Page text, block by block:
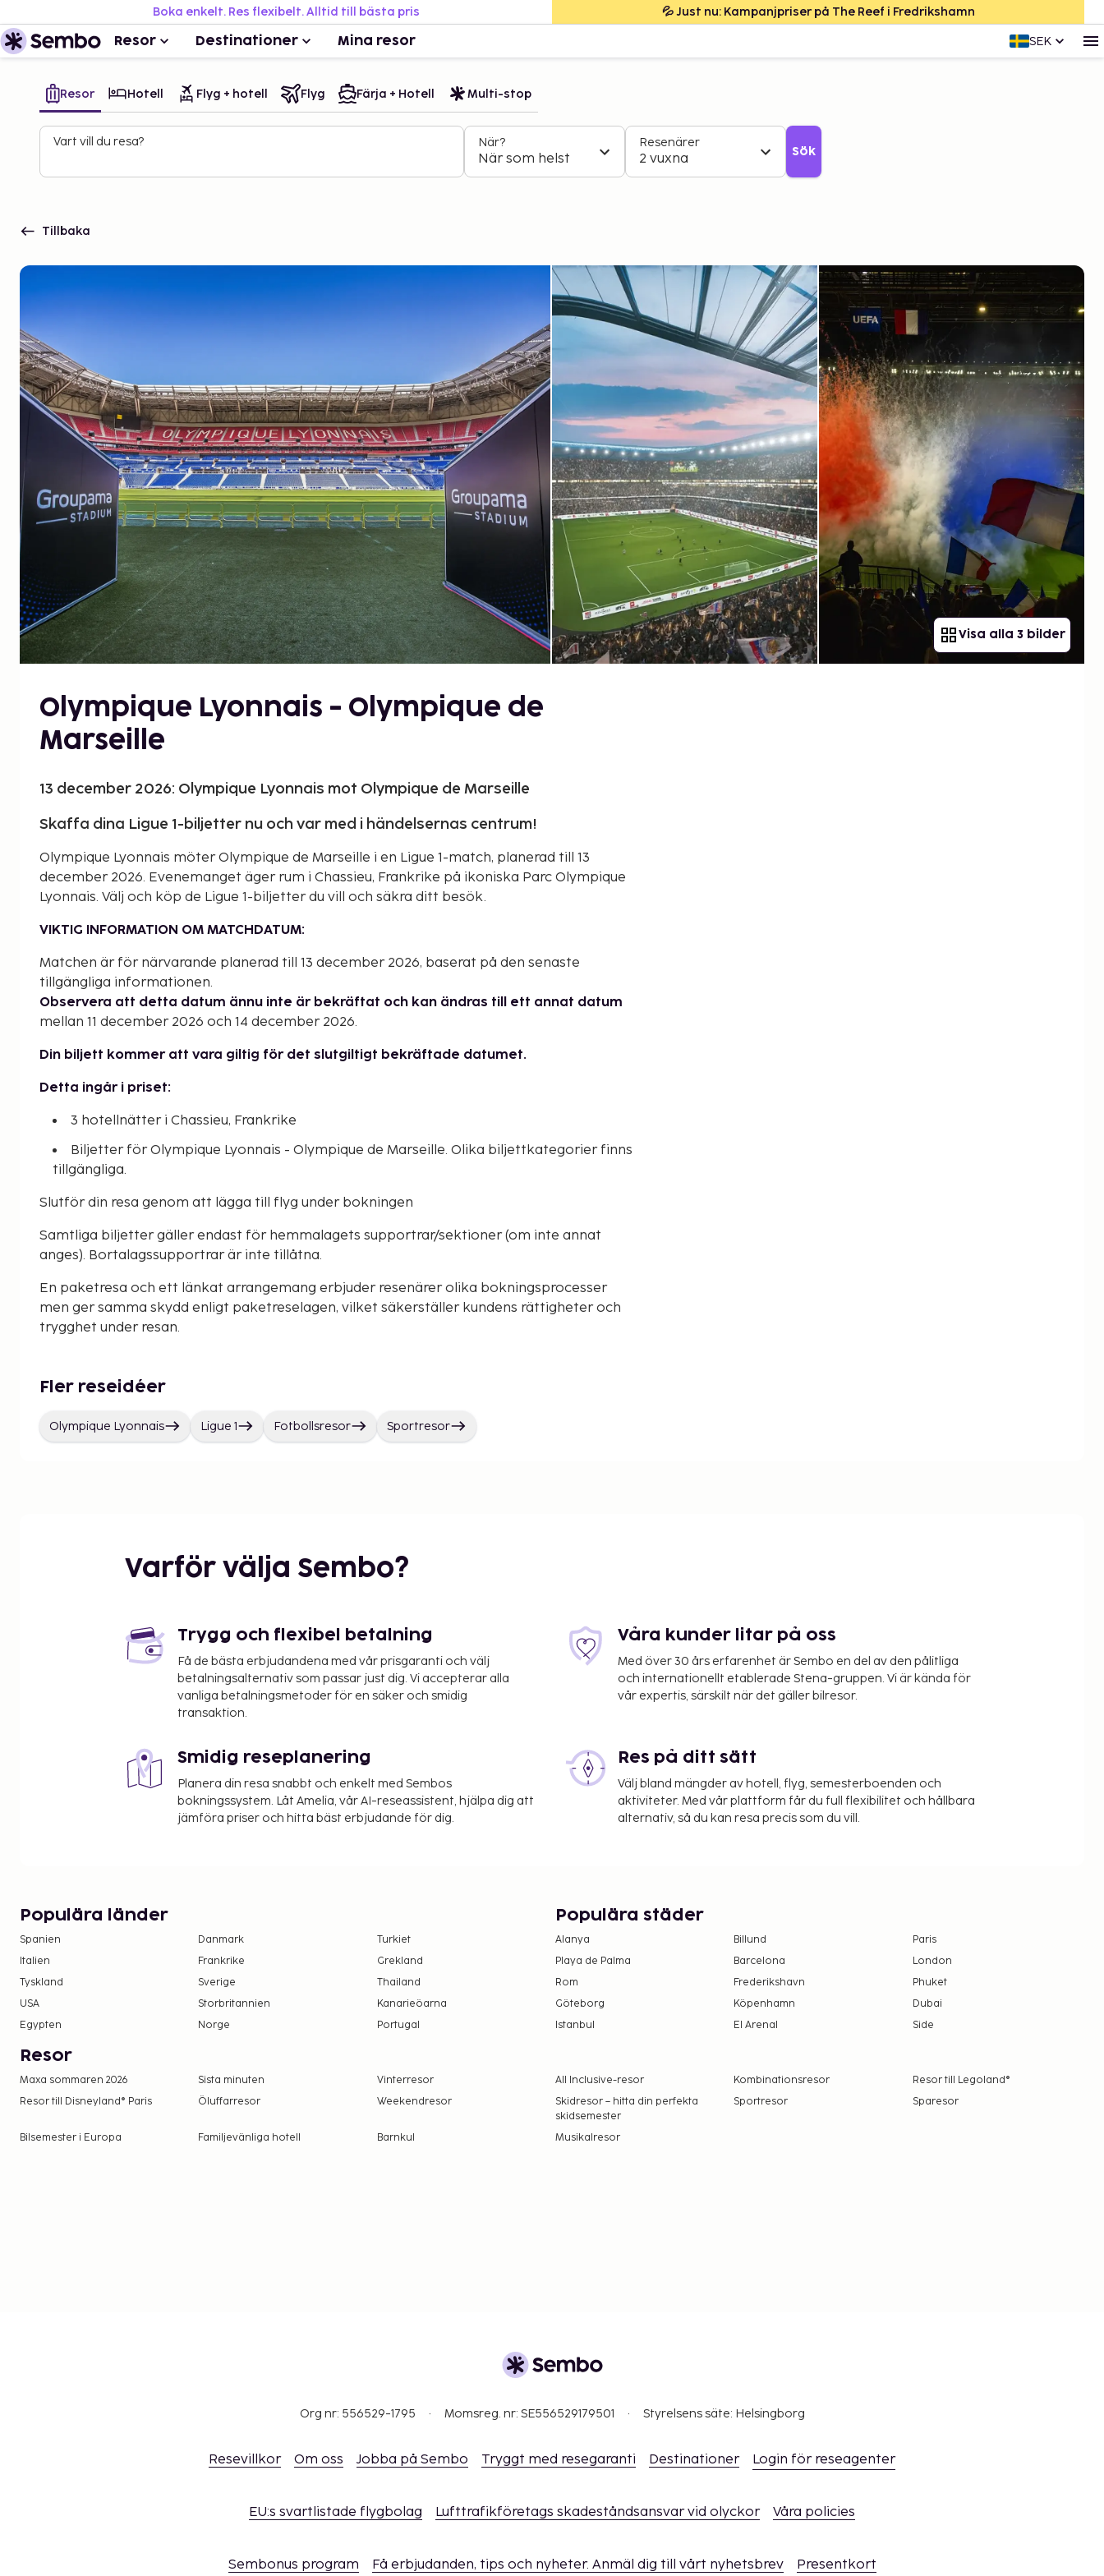
Boka enkelt. Res flexibelt. Alltid till bästa pris 💦 Just nu: Kampanjpriser på The Reef i Fredrikshamn
Resor Destinationer Mina resor SEK
Resor Hotell Flyg + hotell Flyg Färja + Hotell Multi-stop
Vart vill du resa? När?
När som helst
Resenärer
2 vuxna Sök
Tillbaka
Visa alla 3 bilder
Olympique Lyonnais - Olympique de
Marseille
13 december 2026: Olympique Lyonnais mot Olympique de Marseille
Skaffa dina Ligue 1-biljetter nu och var med i händelsernas centrum!
Olympique Lyonnais möter Olympique de Marseille i en Ligue 1-match, planerad till 13
december 2026. Evenemanget äger rum i Chassieu, Frankrike på ikoniska Parc Olympique
Lyonnais. Välj och köp de Ligue 1-biljetter du vill och säkra ditt besök.
VIKTIG INFORMATION OM MATCHDATUM:
Matchen är för närvarande planerad till 13 december 2026, baserat på den senaste
tillgängliga informationen.
Observera att detta datum ännu inte är bekräftat och kan ändras till ett annat datum
mellan 11 december 2026 och 14 december 2026.
Din biljett kommer att vara giltig för det slutgiltigt bekräftade datumet.
Detta ingår i priset:
3 hotellnätter i Chassieu, Frankrike
Biljetter för Olympique Lyonnais - Olympique de Marseille. Olika biljettkategorier finns
tillgängliga.
Slutför din resa genom att lägga till flyg under bokningen
Samtliga biljetter gäller endast för hemmalagets supportrar/sektioner (om inte annat
anges). Bortalagssupportrar är inte tillåtna.
En paketresa och ett länkat arrangemang erbjuder resenärer olika bokningsprocesser
men ger samma skydd enligt paketreselagen, vilket säkerställer kundens rättigheter och
trygghet under resan.
Fler reseidéer
Olympique Lyonnais Ligue 1 Fotbollsresor Sportresor
Varför välja Sembo?
Trygg och flexibel betalning
Få de bästa erbjudandena med vår prisgaranti och välj
betalningsalternativ som passar just dig. Vi accepterar alla
vanliga betalningsmetoder för en säker och smidig
transaktion.
Våra kunder litar på oss
Med över 30 års erfarenhet är Sembo en del av den pålitliga
och internationellt etablerade Stena-gruppen. Vi är kända för
vår expertis, särskilt när det gäller bilresor.
Smidig reseplanering
Planera din resa snabbt och enkelt med Sembos
bokningssystem. Låt Amelia, vår AI-reseassistent, hjälpa dig att
jämföra priser och hitta bäst erbjudande för dig.
Res på ditt sätt
Välj bland mängder av hotell, flyg, semesterboenden och
aktiviteter. Med vår plattform får du full flexibilitet och hållbara
alternativ, så du kan resa precis som du vill.
Populära länder
Spanien Danmark
Turkiet
Italien
Frankrike
Grekland
Tyskland
Sverige
Thailand
USA
Storbritannien
Kanarieöarna
Egypten
Norge Portugal
Populära städer
Alanya Billund
Paris
Playa de Palma
Barcelona
London
Rom
Frederikshavn
Phuket
Göteborg
Köpenhamn
Dubai
Istanbul
El Arenal Side
Resor
Maxa sommaren 2026 Sista minuten Vinterresor All Inclusive-resor Kombinationsresor
Resor till Legoland®
Resor till Disneyland® Paris
Öluffarresor Weekendresor
Skidresor – hitta din perfekta
skidsemester
Sportresor Sparesor
Bilsemester i Europa Familjevänliga hotell Barnkul Musikalresor
Org nr: 556529-1795 Momsreg. nr: SE556529179501 Styrelsens säte: Helsingborg
Resevillkor Om oss Jobba på Sembo Tryggt med resegaranti Destinationer Login för reseagenter
EU:s svartlistade flygbolag Lufttrafikföretags skadeståndsansvar vid olyckor Våra policies
Sembonus program Få erbjudanden, tips och nyheter. Anmäl dig till vårt nyhetsbrev Presentkort